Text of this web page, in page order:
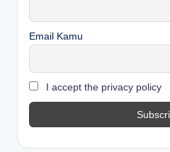
Email Kamu
I accept the privacy policy